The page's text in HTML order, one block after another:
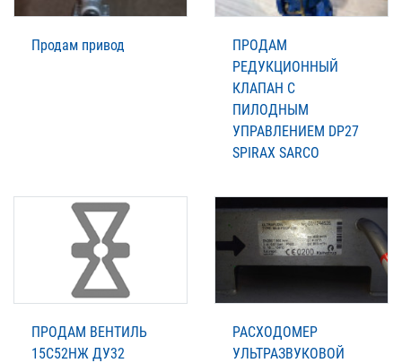
Продам привод
ПРОДАМ
РЕДУКЦИОННЫЙ
КЛАПАН С
ПИЛОДНЫМ
УПРАВЛЕНИЕМ DP27
SPIRAX SARCO
ПРОДАМ ВЕНТИЛЬ
15С52НЖ ДУ32
РАСХОДОМЕР
УЛЬТРАЗВУКОВОЙ